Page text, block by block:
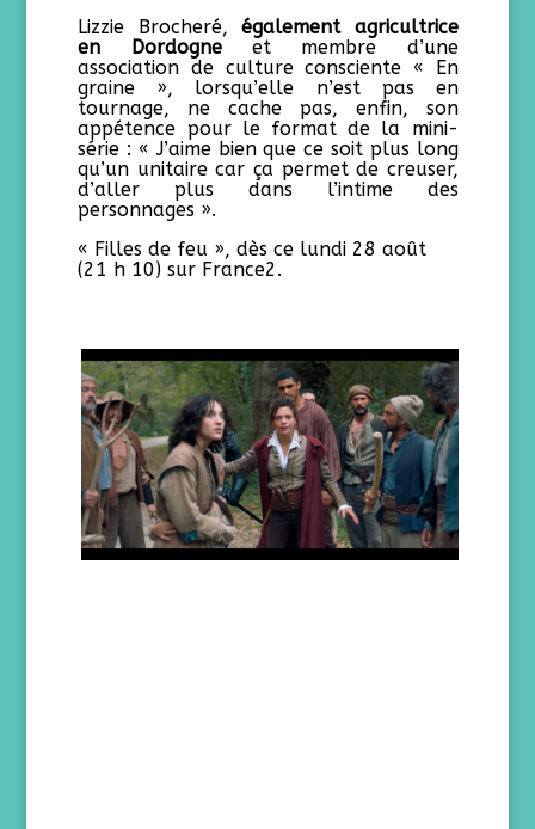
Lizzie Brocheré,également agricultrice
en Dordogneet membre d’une
association de culture consciente « En
graine », lorsqu’elle n’est pas en
tournage, ne cache pas, enfin, son
appétence pour le format de la mini-
série : « J’aime bien que ce soit plus long
qu’un unitaire car ça permet de creuser,
d’aller plus dans l’intime des
personnages ».
« Filles de feu », dès ce lundi 28 août
(21 h 10) sur France2.